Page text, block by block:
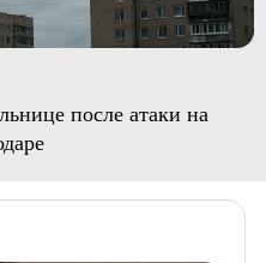
после атаки на